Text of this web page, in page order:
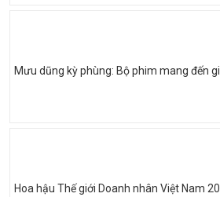
Mưu dũng kỳ phùng: Bộ phim mang đến
Hoa hậu Thế giới Doanh nhân Việt Nam